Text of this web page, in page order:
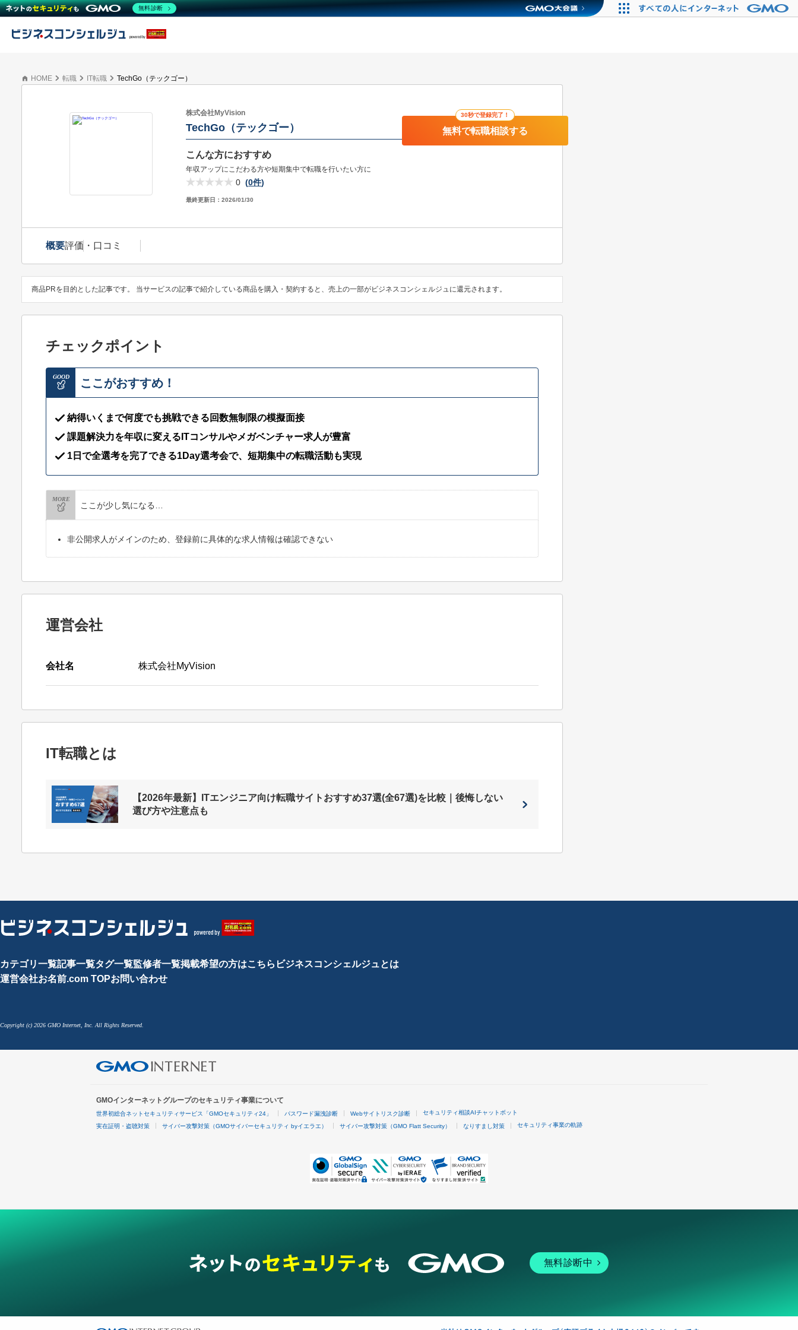
HOME 転職 IT転職 TechGo（テックゴー）
株式会社MyVision
TechGo（テックゴー）
こんな方におすすめ
年収アップにこだわる方や短期集中で転職を行いたい方に
0 (0件)
最終更新日： 2026/01/30
30秒で登録完了！
無料で転職相談する
概要評価・口コミ
商品PRを目的とした記事です。 当サービスの記事で紹介している商品を購入・契約すると、売上の一部がビジネスコンシェルジュに還元されます。
チェックポイント
GOOD ここがおすすめ！
納得いくまで何度でも挑戦できる回数無制限の模擬面接
課題解決力を年収に変えるITコンサルやメガベンチャー求人が豊富
1日で全選考を完了できる1Day選考会で、短期集中の転職活動も実現
MORE
ここが少し気になる…
非公開求人がメインのため、登録前に具体的な求人情報は確認できない
運営会社
会社名 株式会社MyVision
IT転職とは
【2026年最新】ITエンジニア向け転職サイトおすすめ37選(全67選)を比較｜後悔しない
選び方や注意点も
カテゴリ一覧記事一覧タグ一覧監修者一覧掲載希望の方はこちら ビジネスコンシェルジュとは
運営会社お名前.com TOPお問い合わせ
Copyright (c) 2026 GMO Internet, Inc. All Rights Reserved.
GMOインターネットグループのセキュリティ事業について
世界初総合ネットセキュリティサービス「GMOセキュリティ24」 パスワード漏洩診断 Webサイトリスク診断 セキュリティ相談AIチャットボット
実在証明・盗聴対策 サイバー攻撃対策（GMOサイバーセキュリティ byイエラエ） サイバー攻撃対策（GMO Flatt Security） なりすまし対策 セキュリティ事業の軌跡
無料診断中
無料診断